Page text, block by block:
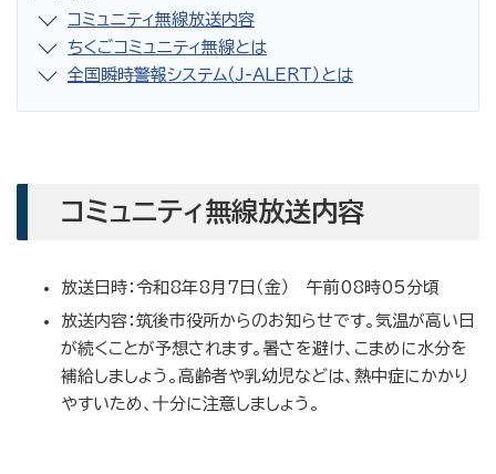
コミュニティ無線放送内容
ちくごコミュニティ無線とは
全国瞬時警報システム（J-ALERT）とは
コミュニティ無線放送内容
放送日時：令和8年8月7日（金） 午前08時05分頃
放送内容：筑後市役所からのお知らせです。気温が高い日
が続くことが予想されます。暑さを避け、こまめに水分を
補給しましょう。高齢者や乳幼児などは、熱中症にかかり
やすいため、十分に注意しましょう。